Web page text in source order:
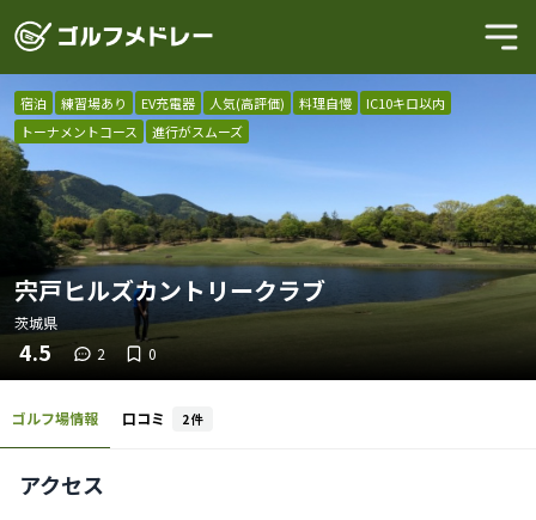
宿泊 練習場あり EV充電器 人気(高評価) 料理自慢
IC10キロ以内
トーナメントコース
進行がスムーズ
宍戸ヒルズカントリークラブ
茨城県
4.5 2 0
ゴルフ場情報 口コミ 2件
アクセス